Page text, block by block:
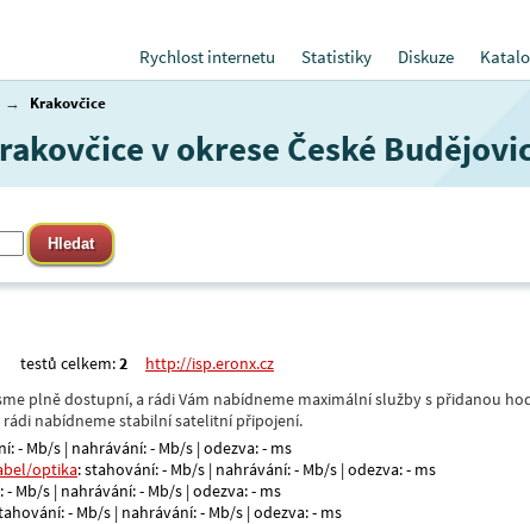
Rychlost internetu
Statistiky Diskuze
→ Krakovčice
v okrese České
testů celkem:2
http://isp.eronx.cz
plně dostupní, a rádi Vám nabídneme maximální služby s přidanou
nabídneme stabilní satelitní připojení.
- Mb/s | nahrávání: - Mb/s | odezva: - ms
optika: stahování: - Mb/s | nahrávání: - Mb/s | odezva: - ms
- Mb/s | nahrávání: - Mb/s | odezva: - ms
- Mb/s | nahrávání: - Mb/s | odezva: - ms